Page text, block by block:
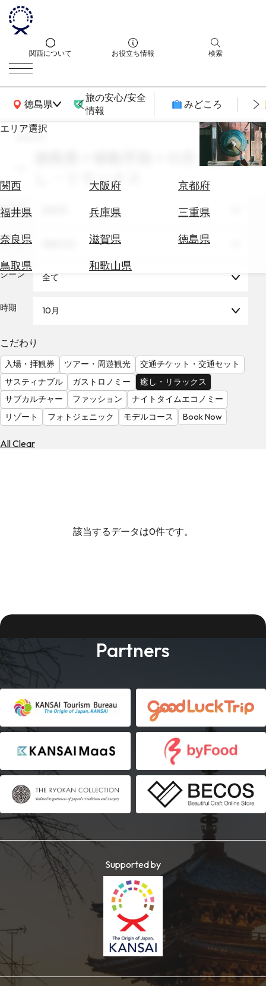
関西について お役立ち情報 検索
徳島県
関西広域MAP
旅の安心/安全
情報
みどころ
エリア選択
関西 大阪府
京都府
福井県
兵庫県
三重県
奈良県
滋賀県
徳島県
鳥取県
和歌山県
エ
券
テ
を
る
気
を
見
る
search
徳島県 × 移動手段 × 10月 × 癒
し・リラックス
エリア
テーマ
シーン 全て
時期 10月
こだわり
入場・拝観券 ツアー・周遊観光
交通チケット・交通セット
サスティナブル
ガストロノミー
癒し・リラックス
サブカルチャー
ファッション
ナイトタイムエコノミー
リゾート
フォトジェニック モデルコース Book Now
All Clear
該当するデータは0件です。
Partners
Supported by